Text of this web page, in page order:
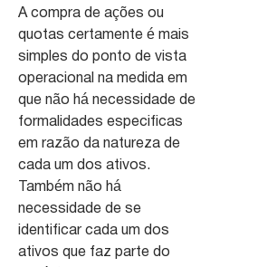
A compra de ações ou
quotas certamente é mais
simples do ponto de vista
operacional na medida em
que não há necessidade de
formalidades especificas
em razão da natureza de
cada um dos ativos.
Também não há
necessidade de se
identificar cada um dos
ativos que faz parte do